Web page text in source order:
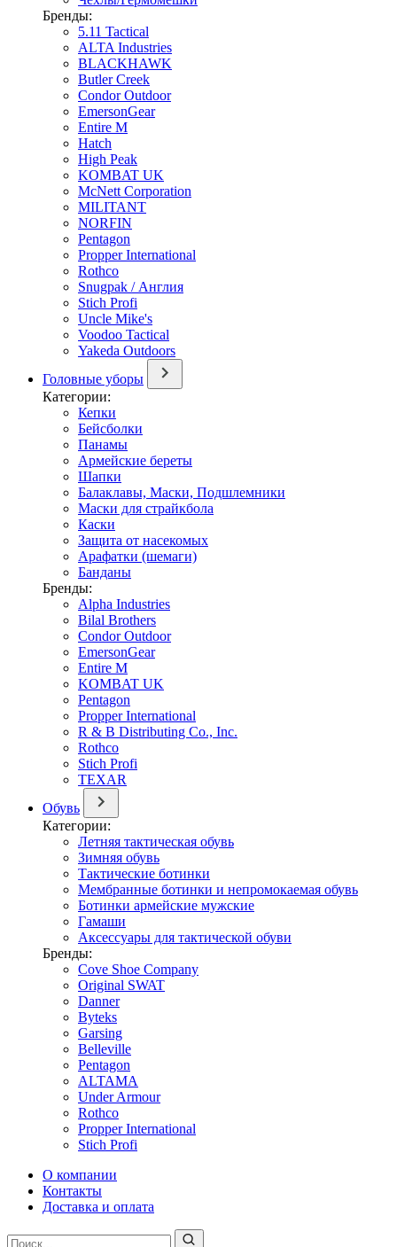
Бренды:
5.11 Tactical
ALTA Industries
BLACKHAWK
Butler Creek
Condor Outdoor
EmersonGear
Entire M
Hatch
High Peak
KOMBAT UK
McNett Corporation
MILITANT
NORFIN
Pentagon
Propper International
Rothco
Snugpak / Англия
Stich Profi
Uncle Mike's
Voodoo Tactical
Yakeda Outdoors
Головные уборы
Категории:
Кепки
Бейсболки
Панамы
Армейские береты
Шапки
Балаклавы, Маски, Подшлемники
Маски для страйкбола
Каски
Защита от насекомых
Арафатки (шемаги)
Банданы
Бренды:
Alpha Industries
Bilal Brothers
Condor Outdoor
EmersonGear
Entire M
KOMBAT UK
Pentagon
Propper International
R & B Distributing Co., Inc.
Rothco
Stich Profi
TEXAR
Обувь
Категории:
Летняя тактическая обувь
Зимняя обувь
Тактические ботинки
Мембранные ботинки и непромокаемая обувь
Ботинки армейские мужские
Гамаши
Аксессуары для тактической обуви
Бренды:
Cove Shoe Company
Original SWAT
Danner
Byteks
Garsing
Belleville
Pentagon
ALTAMA
Under Armour
Rothco
Propper International
Stich Profi
О компании
Контакты
Доставка и оплата